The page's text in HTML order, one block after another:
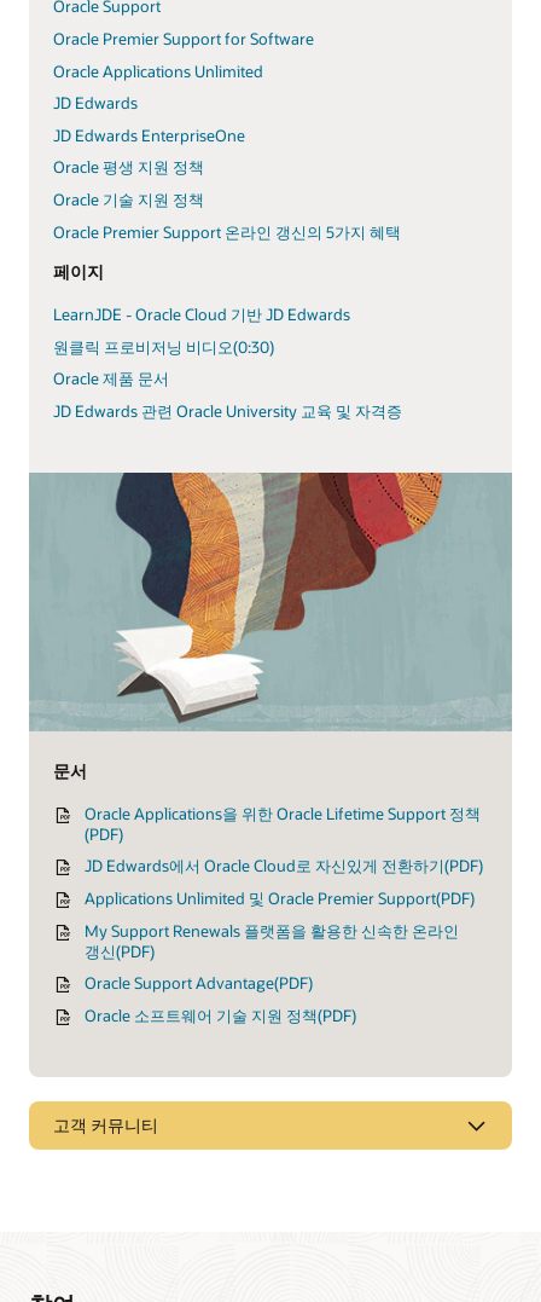
Oracle Support
Oracle Premier Support for Software
Oracle Applications Unlimited
JD Edwards
JD Edwards EnterpriseOne
Oracle 평생 지원 정책
Oracle 기술 지원 정책
Oracle Premier Support 온라인 갱신의 5가지 혜택
페이지
LearnJDE - Oracle Cloud 기반 JD Edwards
원클릭 프로비저닝 비디오(0:30)
Oracle 제품 문서
JD Edwards 관련 Oracle University 교육 및 자격증
문서
Oracle Applications을 위한 Oracle Lifetime Support 정책
(PDF)
JD Edwards에서 Oracle Cloud로 자신있게 전환하기(PDF)
Applications Unlimited 및 Oracle Premier Support(PDF)
My Support Renewals 플랫폼을 활용한 신속한 온라인
갱신(PDF)
Oracle Support Advantage(PDF)
Oracle 소프트웨어 기술 지원 정책(PDF)
고객 커뮤니티